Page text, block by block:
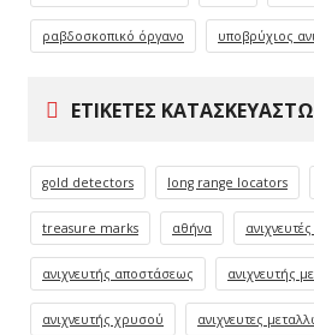
ραβδοσκοπικό όργανο υποβρύχιος
ΕΤΙΚΈΤΕΣ
gold detectors long range locators
treasure marks αθήνα
ανιχνευτής αποστάσεως ανιχνευτής
ανιχνευτής χρυσού ανιχνευτες